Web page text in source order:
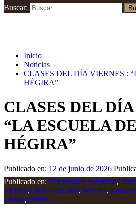
Buscar:
Inicio
Noticias
CLASES DEL DÍA VIERNES :
HÉGIRA”
CLASES DEL
“LA ESCUELA
HÉGIRA”
Publicado en: 12 de junio de 2026
Publicado en: Actividades islámicas,
Viernes,Clases virtuales,Noticias,
Clases,viernes